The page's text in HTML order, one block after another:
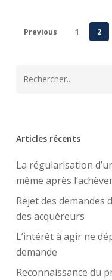
Previous 1 2
Articles récents
La régularisation
même après
Rejet des demandes
des acquéreurs
L’intérêt à agir ne
demande
Reconnaissance du